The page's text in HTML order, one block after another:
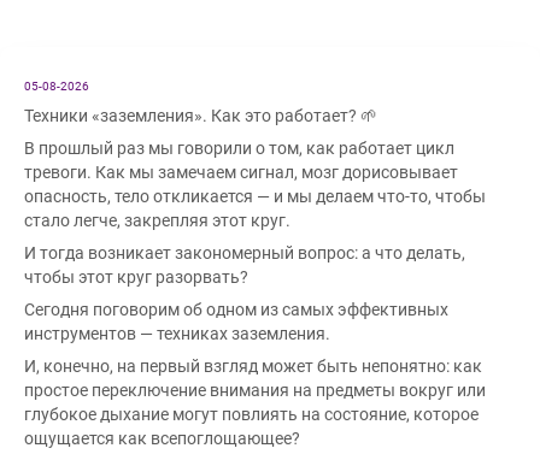
05-08-2026
Техники «заземления». Как это работает? 🌱
В прошлый раз мы говорили о том, как работает цикл
тревоги. Как мы замечаем сигнал, мозг дорисовывает
опасность, тело откликается — и мы делаем что-то, чтобы
стало легче, закрепляя этот круг.
И тогда возникает закономерный вопрос: а что делать,
чтобы этот круг разорвать?
Сегодня поговорим об одном из самых эффективных
инструментов — техниках заземления.
И, конечно, на первый взгляд может быть непонятно: как
простое переключение внимания на предметы вокруг или
глубокое дыхание могут повлиять на состояние, которое
ощущается как всепоглощающее?